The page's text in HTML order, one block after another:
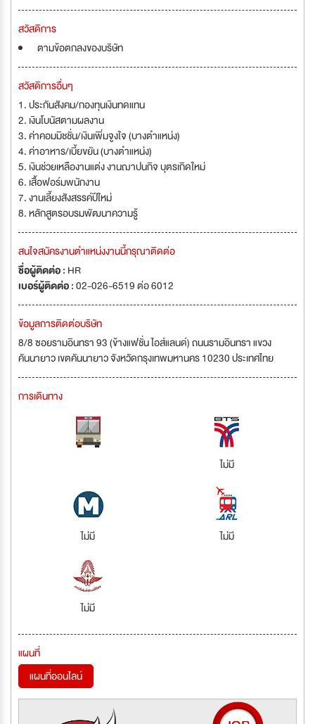
สวัสดิการ
ตามข้อตกลงของบริษัท
สวัสดิการอื่นๆ
1. ประกันสังคม/กองทุนเงินทดแทน
2. เงินโบนัสตามผลงาน
3. ค่าคอมมิชชั่น/เงินเพิ่มจูงใจ (บางตำแหน่ง)
4. ค่าอาหาร/เบี้ยขยัน (บางตำแหน่ง)
5. เงินช่วยเหลืองานแต่ง งานฌาปนกิจ บุตรเกิดใหม่
6. เสื้อฟอร์มพนักงาน
7. งานเลี้ยงสังสรรค์ปีใหม่
8. หลักสูตรอบรมพัฒนาความรู้
สนใจสมัครงานตำแหน่งงานนี้กรุณาติดต่อ
ชื่อผู้ติดต่อ : HR
เบอร์ผู้ติดต่อ :02-026-6519 ต่อ 6012
ข้อมูลการติดต่อบริษัท
8/8 ซอยรามอินทรา 93 (ข้างแฟชั่น ไอส์แลนด์) ถนนรามอินทรา แขวง
คันนายาว เขตคันนายาว จังหวัดกรุงเทพมหานคร 10230 ประเทศไทย
การเดินทาง
ไม่มี
ไม่มี ไม่มี
ไม่มี
แผนที่
แผนที่ออนไลน์